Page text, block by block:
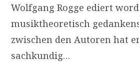
Wolfgang Rogge ediert
musiktheoretisch
zwischen den Autoren hat
sachkundig…